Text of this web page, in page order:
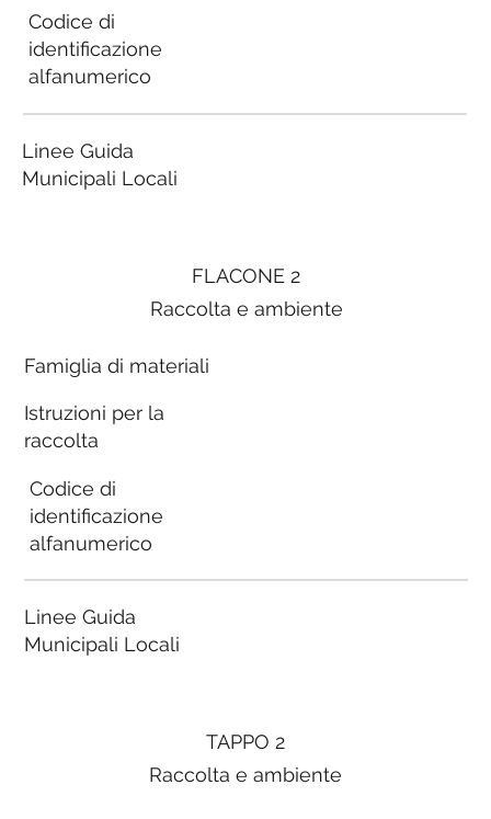
FLACONE 2
Raccolta e ambiente
Famiglia di materiali
Istruzioni per la
raccolta
Codice di
identificazione
alfanumerico
Linee Guida
Municipali Locali
Codice di
identificazione
alfanumerico
Linee Guida
Municipali Locali
TAPPO 2
Raccolta e ambiente